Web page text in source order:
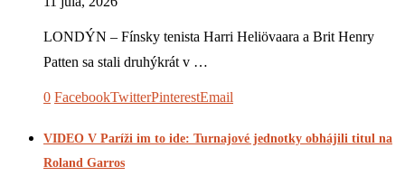
LONDÝN – Fínsky tenista Harri Heliövaara a Brit Henry
Patten sa stali druhýkrát v …
0 FacebookTwitterPinterestEmail
VIDEO V Paríži im to ide: Turnajové jednotky obhájili titul na
Roland Garros